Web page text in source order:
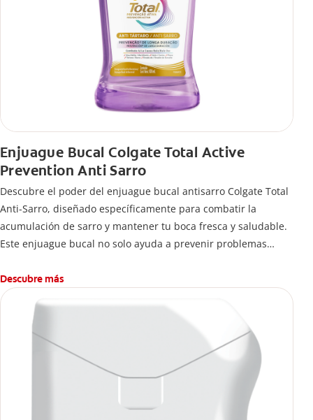
Enjuague Bucal Colgate Total Active
Prevention Anti Sarro
Descubre el poder del enjuague bucal antisarro Colgate Total
Anti-Sarro, diseñado específicamente para combatir la
acumulación de sarro y mantener tu boca fresca y saludable.
Este enjuague bucal no solo ayuda a prevenir problemas
Descubre más